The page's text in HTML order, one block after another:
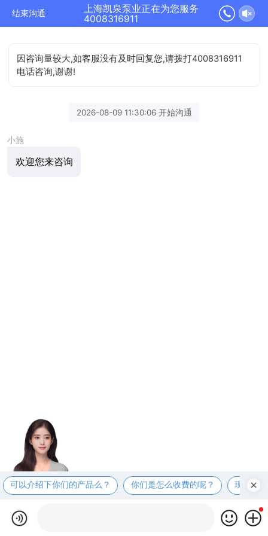
结束沟通
上海凯泉泵业正在为您服务
4008316911
因咨询量较大,如客服没有及时回复您,请拨打4008316911
电话咨询,谢谢!
2026-08-09 11:30:06 开始沟通
小施
欢迎您来咨询
可以介绍下你们的产品么？ 你们是怎么收费的呢？ 现在有